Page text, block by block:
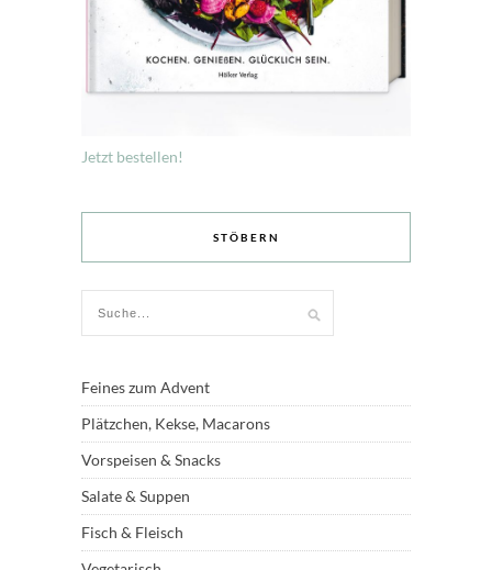
Jetzt bestellen!
STÖBERN
Feines zum Advent
Plätzchen, Kekse, Macarons
Vorspeisen & Snacks
Salate & Suppen
Fisch & Fleisch